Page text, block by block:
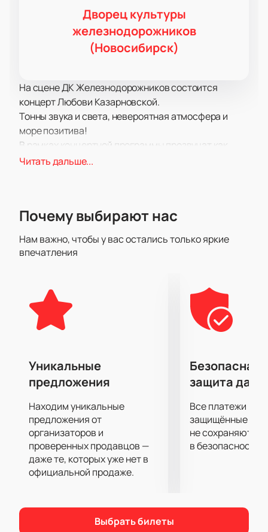
Дворец культуры
железнодорожников
(Новосибирск)
На сцене ДК Железнодорожников состоится
концерт Любови Казарновской.
Тонны звука и света, невероятная атмосфера и
море позитива!
В рамках концертной программы прозвучат как
хорошо известные поклонникам, так и самые
отличного настроения, возможность вживую
Самое передовое световое и звуковое
оборудование позволит вам отчетливо услышать
Читать дальше...
Почему выбирают нас
Нам важно, чтобы у вас остались только яркие
впечатления
Уникальные
предложения
Находим уникальные
предложения от
организаторов и
проверенных продавцов —
даже те, которых уже нет в
официальной продаже.
Безопасная
защита
Все платежи
защищённые
не сохраняются
в безопасности.
Выбрать билеты